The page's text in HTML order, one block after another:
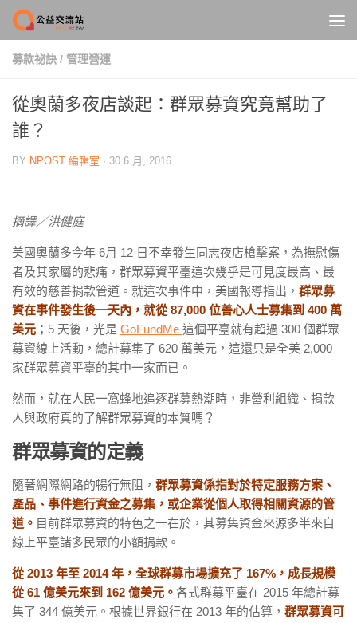
Skip to content
募款祕訣 / 管理營運
從奧蘭多夜店談起：群眾募資究竟幫助了
誰？
BY NPOST 編輯室 · 30 6 月, 2016
摘譯／洪健庭
美國奧蘭多今年 6月 12 日不幸發生同志夜店槍擊案，為撫慰傷
者及其家屬的悲痛，群眾募資平臺這次幾乎是可見度最高、最
有效的慈善捐款管道。就這次事件中，美國報導指出， 群眾募
資在事件發生後一天內，就從 87,000 位善心人士募集到 400 萬
美元 ；5 天後，光是 GoFundMe 這個平臺就有超過 300 個群眾
募資線上活動，總計募集了 620 萬美元，這還只是全美 2,000
家群眾募資平臺的其中一家而已。
然而，就在人民一窩蜂地追逐群募熱潮時，非營利組織、捐款
人與政府真的了解群眾募資的本質嗎？
群眾募資的定義
隨著網際網路的暢行無阻， 群眾募資係指對於特定服務方案、
產品、事件進行資金之募集，或企業從個人取得相關資源的管
道。 目前群眾募資的特色之一在於，其募集資金來源多半來自
線上平臺諸多民眾的小額捐款。
從 2013 年至 2014 年，全球群募市場擴充了 167%，成長規模
從 61 億美元來到 162 億美元。 各式群募平臺在 2015 年總計募
集了 344 億美元。根據世界銀行在 2013 年的估算， 群眾募資可